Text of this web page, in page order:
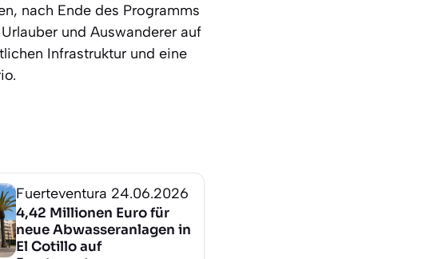
nach Ende des Programms
und Auswanderer auf
Infrastruktur und eine
Fuerteventura 24.06.2026
4,42 Millionen Euro für
neue Abwasseranlagen in
El Cotillo auf